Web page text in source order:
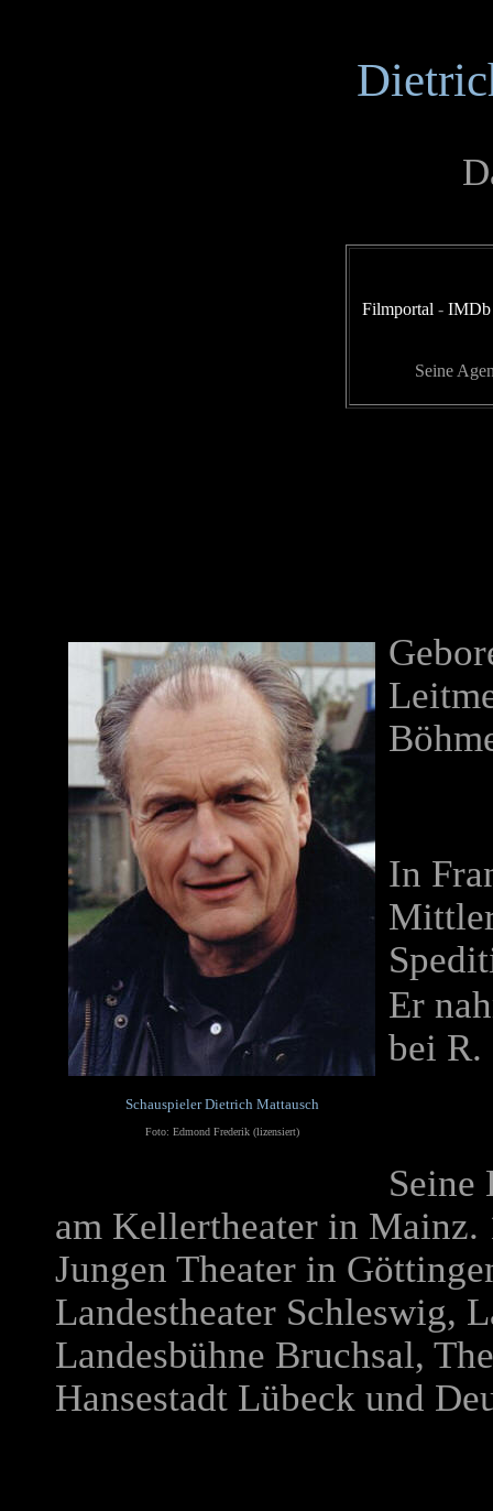
Filmportal - IMDb
Seine
Schauspieler Dietrich Mattausch
Foto: Edmond Frederik (lizensiert)
In
Er
bei
Seine
am Kellertheater in Mainz.
Jungen Theater in
Landestheater Schleswig,
Landesbühne Bruchsal,
Hansestadt Lübeck und